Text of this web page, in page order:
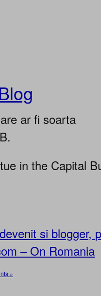
ar fi soarta
in the Capital
si blogger,
– On Romania
»